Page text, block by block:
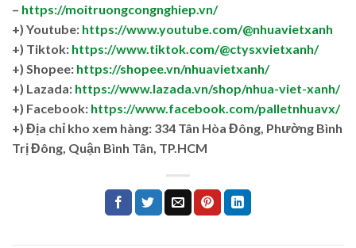
– https://moitruongcongnghiep.vn/
+) Youtube: https://www.youtube.com/@nhuavietxanh
+) Tiktok: https://www.tiktok.com/@ctysxvietxanh/
+) Shopee: https://shopee.vn/nhuavietxanh/
+) Lazada: https://www.lazada.vn/shop/nhua-viet-xanh/
+) Facebook: https://www.facebook.com/palletnhuavx/
+) Địa chỉ kho xem hàng: 334 Tân Hòa Đông, Phường Bình
Trị Đông, Quận Bình Tân, TP.HCM